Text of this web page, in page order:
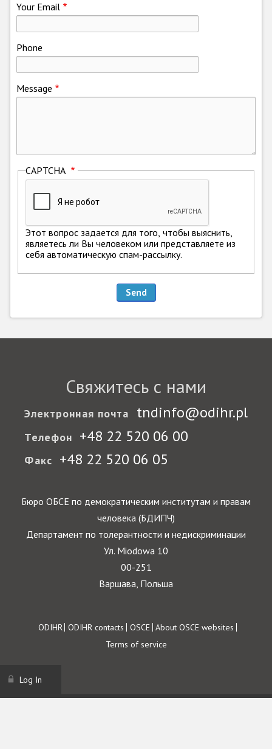
Anti-Muslim hate crime
Проекты БДИПЧ
Организации гражданского общества
Государства-участники
Your Email
Phone
Message
CAPTCHA
Этот вопрос задается для того, чтобы выяснить,
являетесь ли Вы человеком или представляете из
себя автоматическую спам-рассылку.
Свяжитесь с нами
Электронная почта tndinfo@odihr.pl
Телефон +48 22 520 06 00
Факс +48 22 520 06 05
Бюро ОБСЕ по демократическим институтам и правам
человека (БДИПЧ)
Департамент по толерантности и недискриминации
Ул. Miodowa 10
00-251
Варшава, Польша
Footer
ODIHR ODIHR contacts OSCE About OSCE websites
Terms of service
Log In